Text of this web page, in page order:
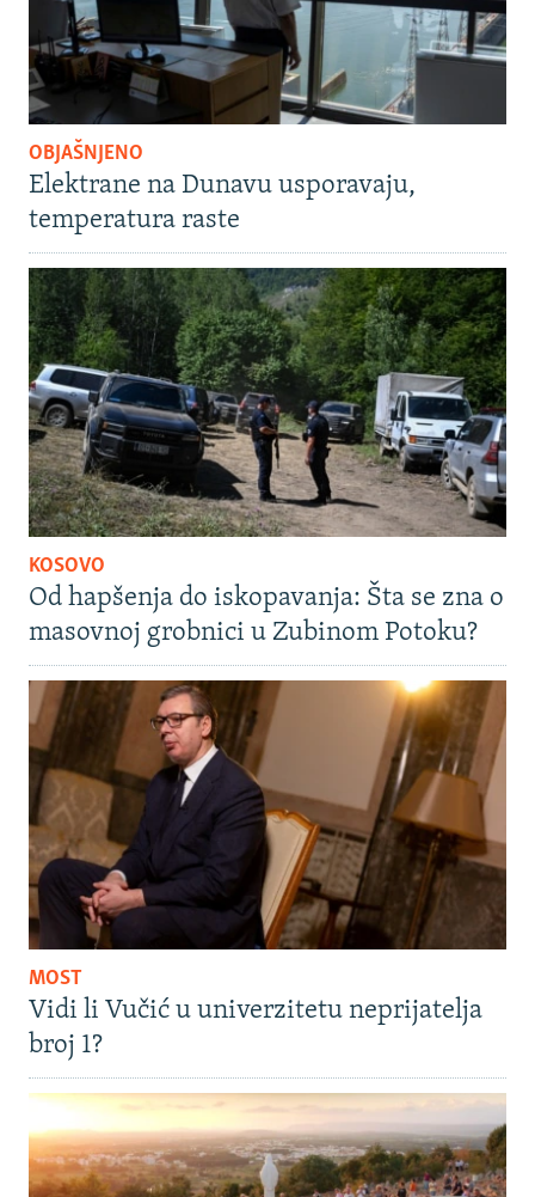
OBJAŠNJENO
Elektrane na Dunavu usporavaju,
temperatura raste
KOSOVO
Od hapšenja do iskopavanja: Šta se zna o
masovnoj grobnici u Zubinom Potoku?
MOST
Vidi li Vučić u univerzitetu neprijatelja
broj 1?